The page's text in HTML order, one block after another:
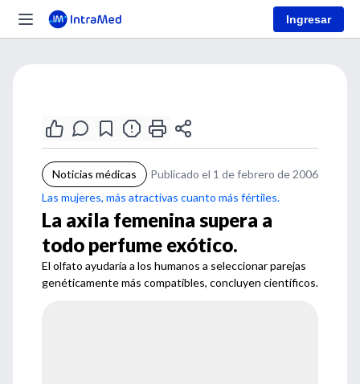
Ingresar
Noticias médicas
Publicado el 1 de febrero de 2006
Las mujeres, más atractivas cuanto más fértiles.
La axila femenina supera a
todo perfume exótico.
El olfato ayudaría a los humanos a seleccionar parejas
genéticamente más compatibles, concluyen científicos.